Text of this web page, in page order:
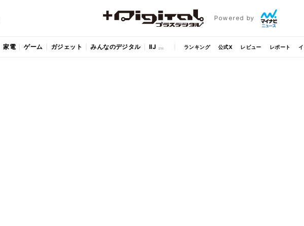
Powered by
家電 ゲーム ガジェット みんなのデジタル IIJ ランキング 公式X レビュー レポート